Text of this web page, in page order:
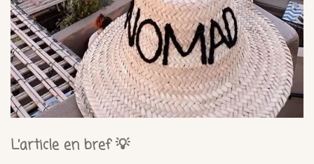
L’article en bref 💡